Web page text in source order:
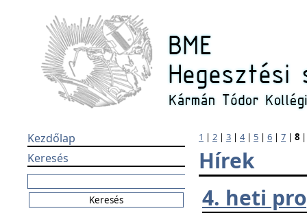
Kezdőlap
Keresés
1 | 2 | 3 | 4| 5 | 6 | 7 | 8
Hírek
4. heti